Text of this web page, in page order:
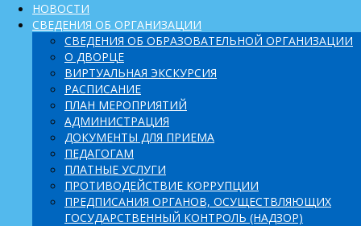
НОВОСТИ
СВЕДЕНИЯ ОБ ОРГАНИЗАЦИИ
СВЕДЕНИЯ ОБ ОБРАЗОВАТЕЛЬНОЙ ОРГАНИЗАЦИИ
О ДВОРЦЕ
ВИРТУАЛЬНАЯ ЭКСКУРСИЯ
РАСПИСАНИЕ
ПЛАН МЕРОПРИЯТИЙ
АДМИНИСТРАЦИЯ
ДОКУМЕНТЫ ДЛЯ ПРИЕМА
ПЕДАГОГАМ
ПЛАТНЫЕ УСЛУГИ
ПРОТИВОДЕЙСТВИЕ КОРРУПЦИИ
ПРЕДПИСАНИЯ ОРГАНОВ, ОСУЩЕСТВЛЯЮЩИХ
ГОСУДАРСТВЕННЫЙ КОНТРОЛЬ (НАДЗОР)